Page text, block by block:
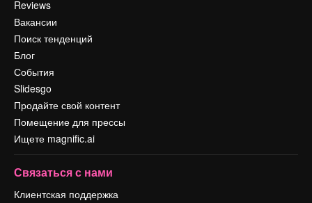
Reviews
Вакансии
Поиск тенденций
Блог
События
Slidesgo
Продайте свой контент
Помещение для прессы
Ищете magnific.ai
Связаться с нами
Клиентская поддержка